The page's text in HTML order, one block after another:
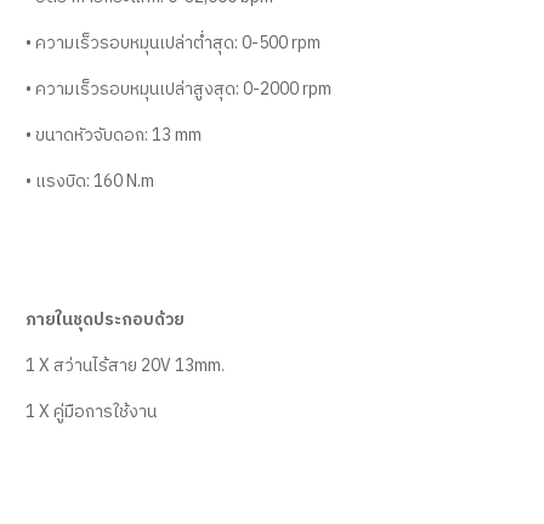
• ความเร็วรอบหมุนเปล่าต่ำสุด: 0-500 rpm
• ความเร็วรอบหมุนเปล่าสูงสุด: 0-2000 rpm
• ขนาดหัวจับดอก: 13 mm
• แรงบิด: 160 N.m
ภายในชุดประกอบด้วย
1 X สว่านไร้สาย 20V 13mm.
1 X คู่มือการใช้งาน